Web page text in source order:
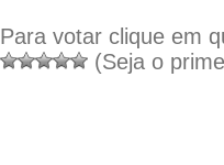
Para votar clique em
(Seja o